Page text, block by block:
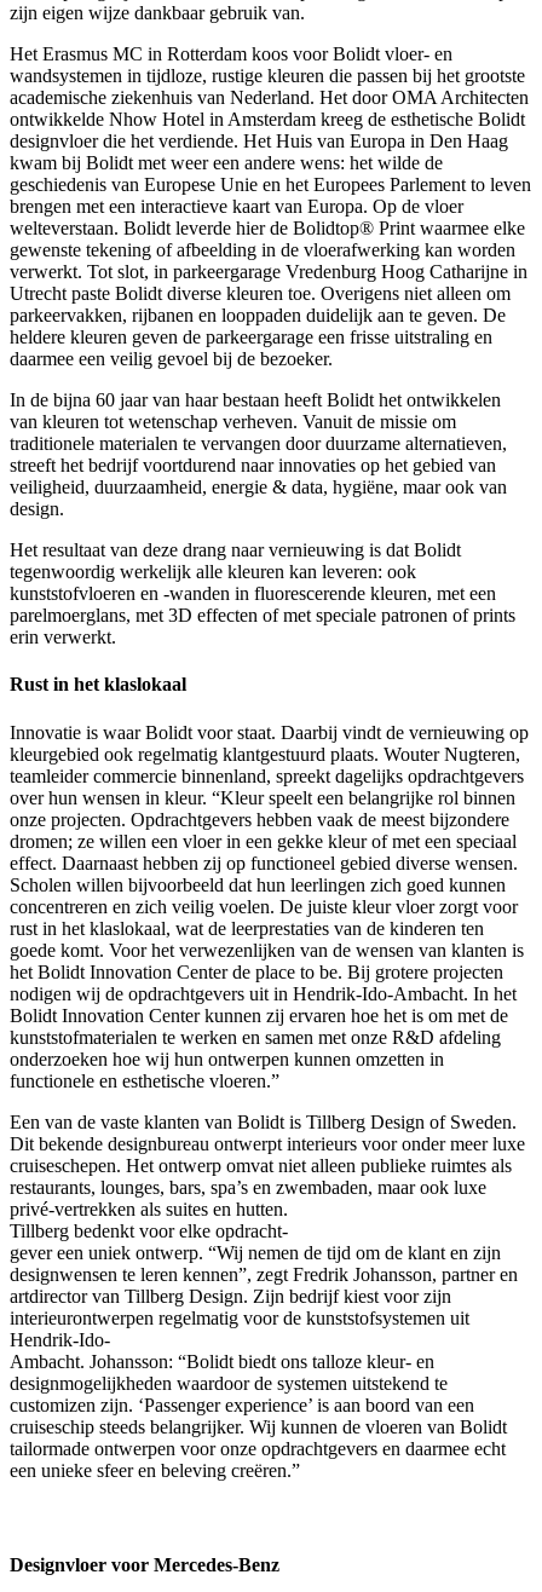
zijn eigen wijze dankbaar gebruik van.
Het Erasmus MC in Rotterdam koos voor Bolidt vloer- en
wandsystemen in tijdloze, rustige kleuren die passen bij het grootste
academische ziekenhuis van Nederland. Het door OMA Architecten
ontwikkelde Nhow Hotel in Amsterdam kreeg de esthetische Bolidt
designvloer die het verdiende. Het Huis van Europa in Den Haag
kwam bij Bolidt met weer een andere wens: het wilde de
geschiedenis van Europese Unie en het Europees Parlement to leven
brengen met een interactieve kaart van Europa. Op de vloer
welteverstaan. Bolidt leverde hier de Bolidtop® Print waarmee elke
gewenste tekening of afbeelding in de vloerafwerking kan worden
verwerkt. Tot slot, in parkeergarage Vredenburg Hoog Catharijne in
Utrecht paste Bolidt diverse kleuren toe. Overigens niet alleen om
parkeervakken, rijbanen en looppaden duidelijk aan te geven. De
heldere kleuren geven de parkeergarage een frisse uitstraling en
daarmee een veilig gevoel bij de bezoeker.
In de bijna 60 jaar van haar bestaan heeft Bolidt het ontwikkelen
van kleuren tot wetenschap verheven. Vanuit de missie om
traditionele materialen te vervangen door duurzame alternatieven,
streeft het bedrijf voortdurend naar innovaties op het gebied van
veiligheid, duurzaamheid, energie & data, hygiëne, maar ook van
design.
Het resultaat van deze drang naar vernieuwing is dat Bolidt
tegenwoordig werkelijk alle kleuren kan leveren: ook
kunststofvloeren en -wanden in fluorescerende kleuren, met een
parelmoerglans, met 3D effecten of met speciale patronen of prints
erin verwerkt.
Rust in het klaslokaal
Innovatie is waar Bolidt voor staat. Daarbij vindt de vernieuwing op
kleurgebied ook regelmatig klantgestuurd plaats. Wouter Nugteren,
teamleider commercie binnenland, spreekt dagelijks opdrachtgevers
over hun wensen in kleur. “Kleur speelt een belangrijke rol binnen
onze projecten. Opdrachtgevers hebben vaak de meest bijzondere
dromen; ze willen een vloer in een gekke kleur of met een speciaal
effect. Daarnaast hebben zij op functioneel gebied diverse wensen.
Scholen willen bijvoorbeeld dat hun leerlingen zich goed kunnen
concentreren en zich veilig voelen. De juiste kleur vloer zorgt voor
rust in het klaslokaal, wat de leerprestaties van de kinderen ten
goede komt. Voor het verwezenlijken van de wensen van klanten is
het Bolidt Innovation Center de place to be. Bij grotere projecten
nodigen wij de opdrachtgevers uit in Hendrik-Ido-Ambacht. In het
Bolidt Innovation Center kunnen zij ervaren hoe het is om met de
kunststofmaterialen te werken en samen met onze R&D afdeling
onderzoeken hoe wij hun ontwerpen kunnen omzetten in
functionele en esthetische vloeren.”
Een van de vaste klanten van Bolidt is Tillberg Design of Sweden.
Dit bekende designbureau ontwerpt interieurs voor onder meer luxe
cruiseschepen. Het ontwerp omvat niet alleen publieke ruimtes als
restaurants, lounges, bars, spa’s en zwembaden, maar ook luxe
privé-vertrekken als suites en hutten.
Tillberg bedenkt voor elke opdracht-
gever een uniek ontwerp. “Wij nemen de tijd om de klant en zijn
designwensen te leren kennen”, zegt Fredrik Johansson, partner en
artdirector van Tillberg Design. Zijn bedrijf kiest voor zijn
interieurontwerpen regelmatig voor de kunststofsystemen uit
Hendrik-Ido-
Ambacht. Johansson: “Bolidt biedt ons talloze kleur- en
designmogelijkheden waardoor de systemen uitstekend te
customizen zijn. ‘Passenger experience’ is aan boord van een
cruiseschip steeds belangrijker. Wij kunnen de vloeren van Bolidt
tailormade ontwerpen voor onze opdrachtgevers en daarmee echt
een unieke sfeer en beleving creëren.”
Designvloer voor Mercedes-Benz